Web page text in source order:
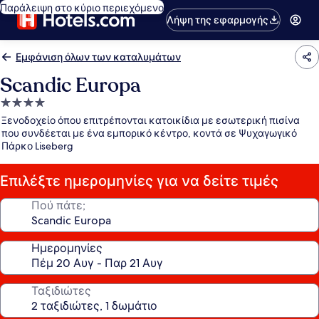
Παράλειψη στο κύριο περιεχόμενο
Λήψη της εφαρμογής
Εμφάνιση όλων των καταλυμάτων
Scandic Europa
Κατάλυμα
με
4.0
αστέρια
Ξενοδοχείο όπου επιτρέπονται κατοικίδια με εσωτερική πισίνα
που συνδέεται με ένα εμπορικό κέντρο, κοντά σε Ψυχαγωγικό
Πάρκο Liseberg
Επιλέξτε ημερομηνίες για να δείτε τιμές
Πού πάτε;
Ημερομηνίες
Ταξιδιώτες